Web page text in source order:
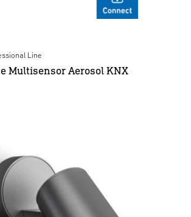
Line
Multisensor Aerosol KNX